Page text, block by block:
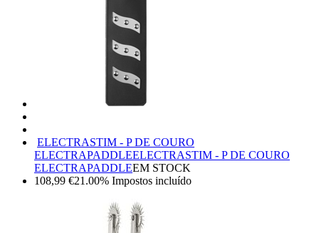
ELECTRASTIM - P DE COURO
ELECTRAPADDLEELECTRASTIM - P DE COURO
ELECTRAPADDLEEM STOCK
108,99 €21.00% Impostos incluído